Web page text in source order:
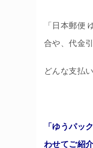
「日本郵便
合や、代金
どんな支払
「ゆうパッ
わせてご紹